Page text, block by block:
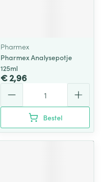
Pharmex
Pharmex Analysepotje
125ml
€ 2,96
Bestel